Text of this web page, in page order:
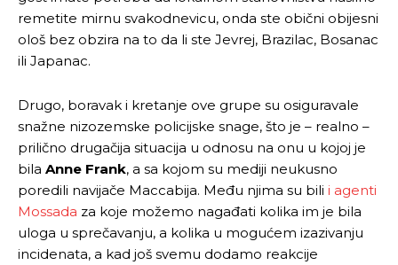
remetite mirnu svakodnevicu, onda ste obični obijesni
ološ bez obzira na to da li ste Jevrej, Brazilac, Bosanac
ili Japanac.
Drugo, boravak i kretanje ove grupe su osiguravale
snažne nizozemske policijske snage, što je – realno –
prilično drugačija situacija u odnosu na onu u kojoj je
bila Anne Frank, a sa kojom su mediji neukusno
poredili navijače Maccabija. Među njima su bili i agenti
Mossada za koje možemo nagađati kolika im je bila
uloga u sprečavanju, a kolika u mogućem izazivanju
incidenata, a kad još svemu dodamo reakcije